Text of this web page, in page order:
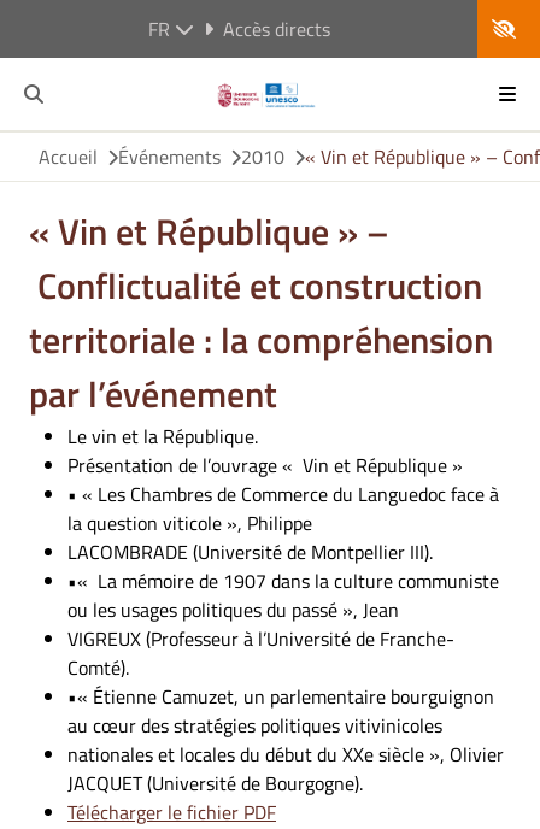
FR Accès directs
Accueil Événements 2010 « Vin et République » –
« Vin et République » –
Conflictualité et construction
territoriale : la compréhension
par l’événement
Le vin et la République.
Présentation de l’ouvrage « Vin et République »
• « Les Chambres de Commerce du Languedoc face à
la question viticole », Philippe
LACOMBRADE (Université de Montpellier III).
•« La mémoire de 1907 dans la culture communiste
ou les usages politiques du passé », Jean
VIGREUX (Professeur à l’Université de Franche-
Comté).
•« Étienne Camuzet, un parlementaire bourguignon
au cœur des stratégies politiques vitivinicoles
nationales et locales du début du XXe siècle », Olivier
JACQUET (Université de Bourgogne).
Télécharger le fichier PDF